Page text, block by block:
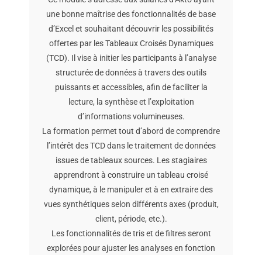
une bonne maîtrise des fonctionnalités de base
d’Excel et souhaitant découvrir les possibilités
offertes par les Tableaux Croisés Dynamiques
(TCD). Il vise à initier les participants à l’analyse
structurée de données à travers des outils
puissants et accessibles, afin de faciliter la
lecture, la synthèse et l’exploitation
d’informations volumineuses.
La formation permet tout d’abord de comprendre
l’intérêt des TCD dans le traitement de données
issues de tableaux sources. Les stagiaires
apprendront à construire un tableau croisé
dynamique, à le manipuler et à en extraire des
vues synthétiques selon différents axes (produit,
client, période, etc.).
Les fonctionnalités de tris et de filtres seront
explorées pour ajuster les analyses en fonction